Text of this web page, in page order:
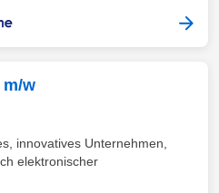
m/w
innovatives Unternehmen,
elektronischer